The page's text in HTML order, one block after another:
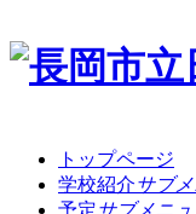
トップページ
学校紹介サブ
予定サブメニ